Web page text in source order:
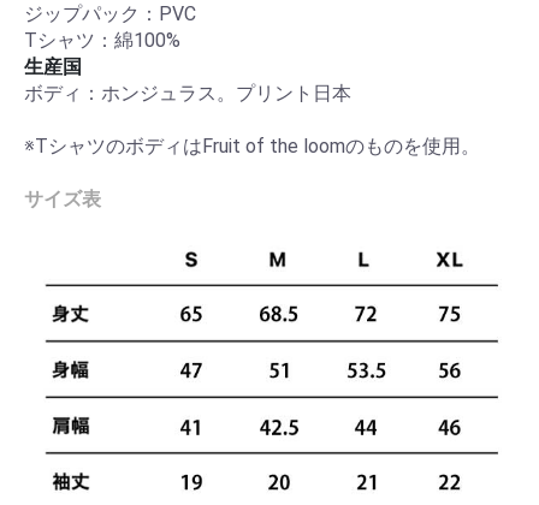
ジップパック：PVC
Tシャツ：綿100%
生産国
ボディ：ホンジュラス。プリント日本
※TシャツのボディはFruit of the loomのものを使用。
サイズ表